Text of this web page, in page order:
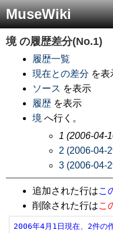
MuseWiki
境の履歴差分(No.1)
履歴一覧
現在との差分 を表
ソース を表示
履歴 を表示
境 へ行く。
1 (2006-04-
2 (2006-04-
3 (2006-04-
追加された行はこ
削除された行はこ
2006年4月1日現在、2件の